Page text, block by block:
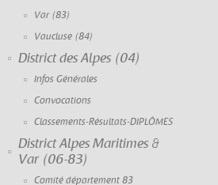
Var (83)
Vaucluse (84)
District des Alpes (04)
Infos Générales
Convocations
Classements-Résultats-DIPLÔMES
District Alpes Maritimes &
Var (06-83)
Comité département 83